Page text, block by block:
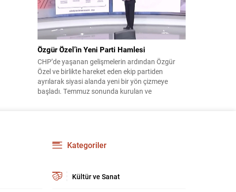
Özgür Özel’in Yeni Parti Hamlesi
CHP’de yaşanan gelişmelerin ardından Özgür
Özel ve birlikte hareket eden ekip partiden
ayrılarak siyasi alanda yeni bir yön çizmeye
başladı. Temmuz sonunda kurulan ve
bulduğu iddiaları gündemi...
Kategoriler
Kültür ve Sanat